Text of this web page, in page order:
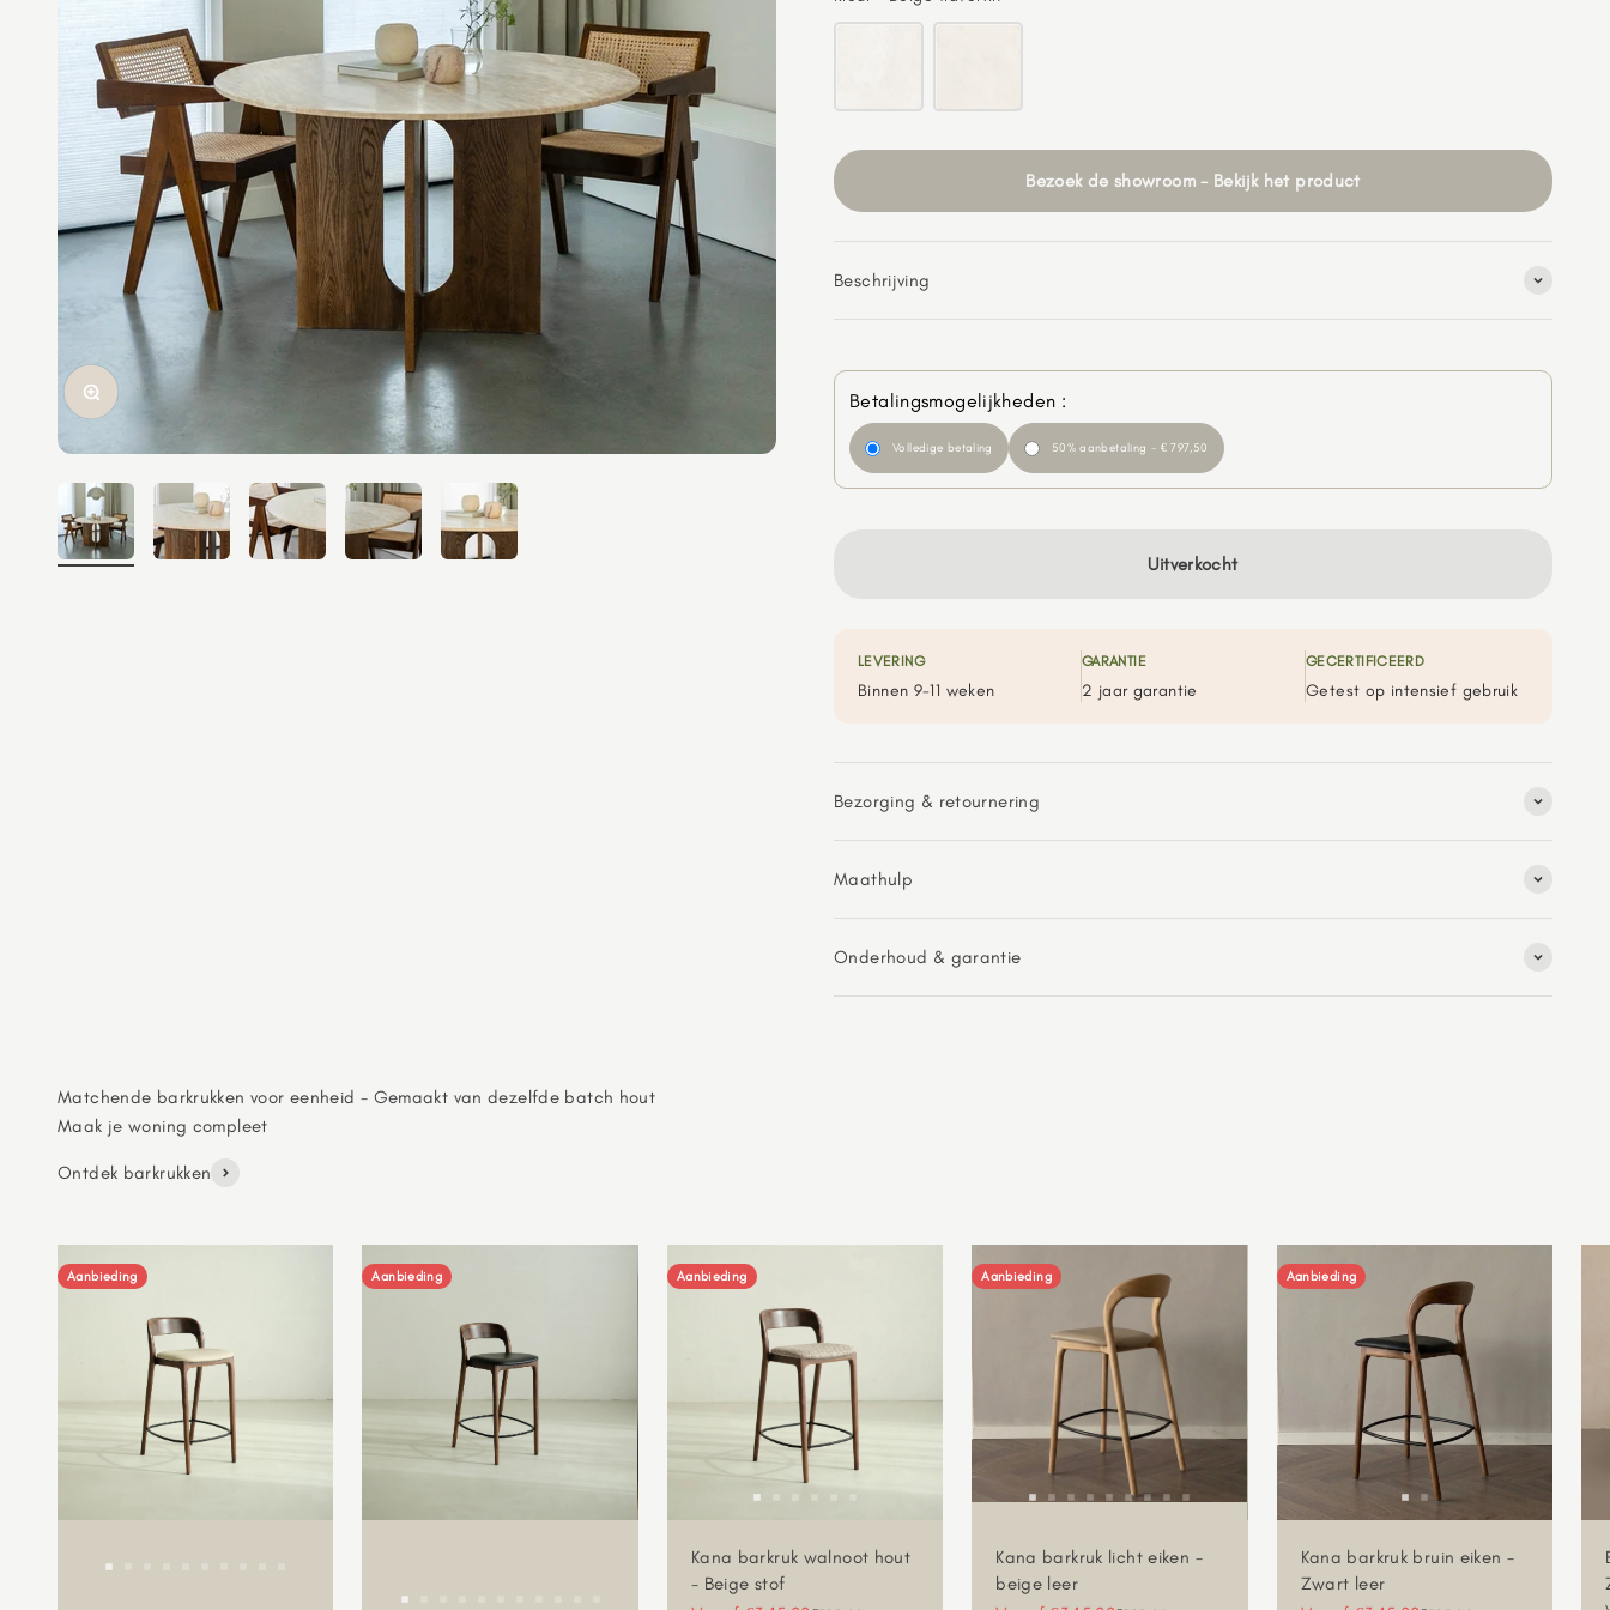
In-/uitzoomen
Bezoek de showroom - Bekijk het product
Beschrijving
Uitverkocht
Betalingsmogelijkheden :
Volledige betaling 50% aanbetaling - € 797,50
LEVERING
Binnen 9-11 weken
GARANTIE
2 jaar garantie
GECERTIFICEERD
Getest op intensief gebruik
Bezorging & retournering
Maathulp
Onderhoud & garantie
Matchende barkrukken voor eenheid - Gemaakt van dezelfde batch hout
Ontdek barkrukken
Aanbieding Aanbieding Aanbieding
Kana barkruk walnoot hout
- Beige stof
Aanbieding
Kana barkruk licht eiken -
beige leer
Aanbieding
Kana barkruk bruin eiken -
Zwart leer